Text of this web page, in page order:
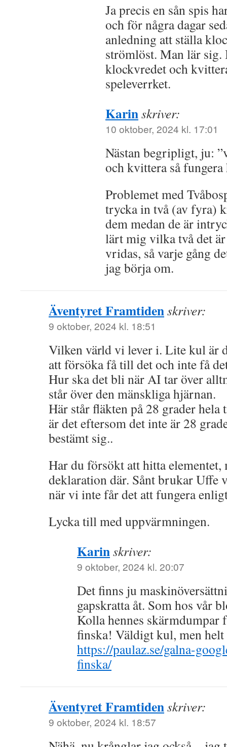
Ja precis en sån spis
och för några dagar
anledning att ställa
strömlöst. Man lär
klockvredet och
speleverrket.
Karinskriver:
10 oktober, 2024 kl. 17:01
Nästan begripligt, ju:
och kvittera så
Problemet med
trycka in två (av fyra)
dem medan de är
lärt mig vilka två det
vridas, så varje gång
jag börja om.
Äventyret Framtidenskriver:
9 oktober, 2024 kl. 18:51
Vilken värld vi lever i. Lite kul är
att försöka få till det och inte få
Hur ska det bli när AI tar över
står över den mänskliga hjärnan.
Här står fläkten på 28 grader
är det eftersom det inte är 28
bestämt sig..
Har du försökt att hitta elementet,
deklaration där. Sånt brukar Uffe
när vi inte får det att fungera
Lycka till med uppvärmningen.
Karinskriver:
9 oktober, 2024 kl. 20:07
Det finns ju
gapskratta åt. Som hos vår
Kolla hennes skärmdumpar
finska! Väldigt kul, men helt
https://paulaz.se/galna-
finska/
Äventyret Framtidenskriver:
9 oktober, 2024 kl. 18:57